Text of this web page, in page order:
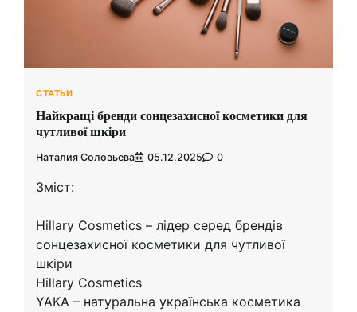
СТАТЬИ
Найкращі бренди сонцезахисної косметики для
чутливої шкіри
Наталия Соловьева 05.12.2025 0
Зміст:
Hillary Cosmetics – лідер серед брендів
сонцезахисної косметики для чутливої
шкіри
Hillary Cosmetics
YAKA – натуральна українська косметика